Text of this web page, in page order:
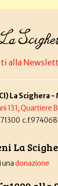
alla
La Scighera -
131, Quartiere
La
unadonazione